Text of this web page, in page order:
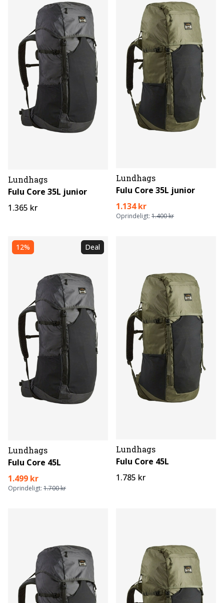
Lundhags
Fulu Core 35L junior
1.365 kr
Lundhags
Fulu Core 35L junior
1.134 kr
Oprindeligt: 1.400 kr
12% Deal
Lundhags
Fulu Core 45L
1.499 kr
Oprindeligt: 1.700 kr
Lundhags
Fulu Core 45L
1.785 kr